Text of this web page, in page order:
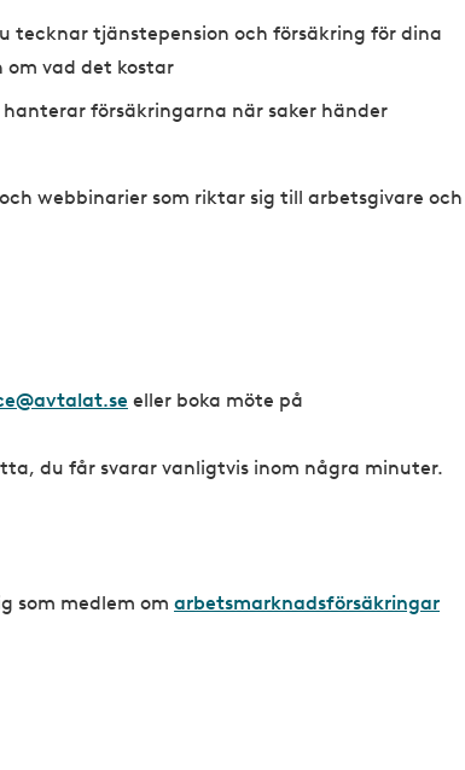
tecknar tjänstepension och försäkring för dina
vad det kostar
försäkringarna när saker händer
webbinarier som riktar sig till arbetsgivare och
eller boka möte på
du får svarar vanligtvis inom några minuter.
som medlem om arbetsmarknadsförsäkringar